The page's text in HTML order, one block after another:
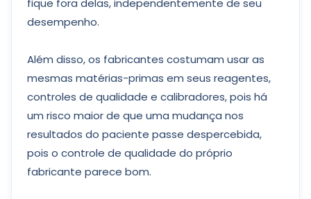
fique fora delas, independentemente de seu
desempenho.
Além disso, os fabricantes costumam usar as
mesmas matérias-primas em seus reagentes,
controles de qualidade e calibradores, pois há
um risco maior de que uma mudança nos
resultados do paciente passe despercebida,
pois o controle de qualidade do próprio
fabricante parece bom.